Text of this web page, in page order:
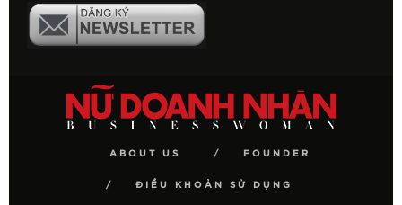
ABOUT US FOUNDER
ĐIỀU KHOẢN SỬ DỤNG